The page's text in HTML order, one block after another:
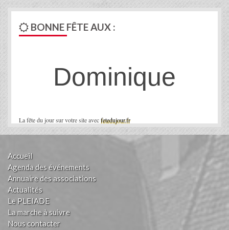
BONNE FÊTE AUX :
La fête du jour sur votre site avecfetedujour.fr
Dominique
Accueil
Agenda des événements
Annuaire des associations
Actualités
Le PLEIADE
La marche à suivre
Nous contacter